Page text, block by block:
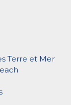
Terre et Mer